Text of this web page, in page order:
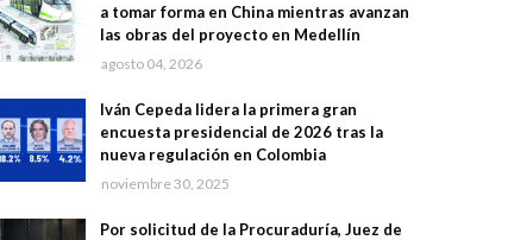
a tomar forma en China mientras avanzan
las obras del proyecto en Medellín
agosto 04, 2026
Iván Cepeda lidera la primera gran
encuesta presidencial de 2026 tras la
nueva regulación en Colombia
noviembre 30, 2025
Por solicitud de la Procuraduría, Juez de